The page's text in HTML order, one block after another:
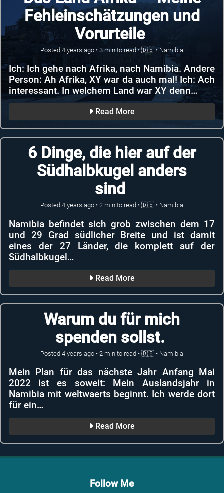
Fehleinschätzungen und
Vorurteile
Posted 4 years ago • 3min to read •🇩🇪•Namibia
Ich: Ich gehe nach Afrika, nach Namibia. Andere
Person: Ah Afrika, XY war da auch mal! Ich: Ach
interessant. In welchem Land war XY denn…
Read More
6 Dinge, die hier auf der
Südhalbkugel anders
sind
Posted 4 years ago • 2 min to read • 🇩🇪 • Namibia
Namibia befindet sich grob zwischen dem 17
und 29 Grad südlicher Breite und ist damit
eines der 27 Länder, die komplett auf der
Südhalbkugel…
Read More
Warum du für mich
spenden sollst.
Posted 4 years ago • 2 min to read • 🇩🇪 • Namibia
Mein Plan für das nächste Jahr Anfang Mai
2022 ist es soweit: Mein Auslandsjahr in
Namibia mit weltwaerts beginnt. Ich werde dort
für ein…
Read More
Follow Me